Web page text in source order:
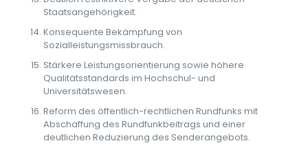
Staatsangehörigkeit.
Konsequente Bekämpfung von
Sozialleistungsmissbrauch.
Stärkere Leistungsorientierung sowie höhere
Qualitätsstandards im Hochschul- und
Universitätswesen.
Reform des öffentlich-rechtlichen Rundfunks mit
Abschaffung des Rundfunkbeitrags und einer
deutlichen Reduzierung des Senderangebots.